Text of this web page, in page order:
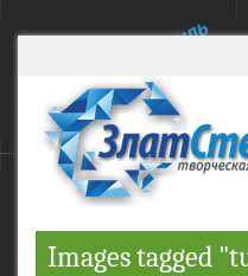
Images tagged